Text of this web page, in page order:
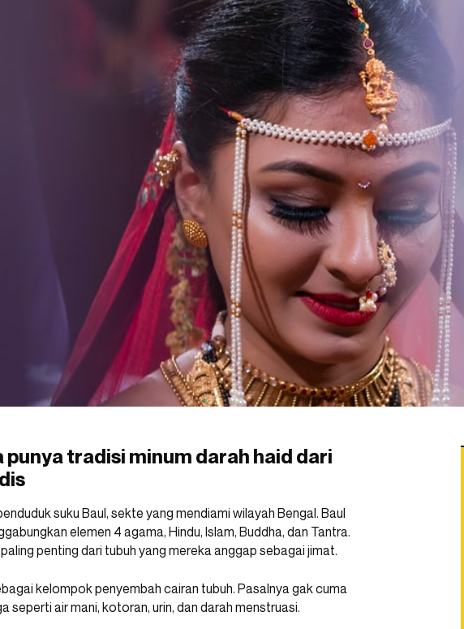
punya tradisi minum darah haid dari
suku Baul, sekte yang mendiami wilayah Bengal. Baul
elemen 4 agama, Hindu, Islam, Buddha, dan Tantra.
penting dari tubuh yang mereka anggap sebagai jimat.
kelompok penyembah cairan tubuh. Pasalnya gak cuma
seperti air mani, kotoran, urin, dan darah menstruasi.